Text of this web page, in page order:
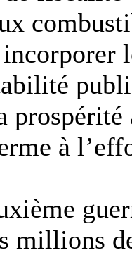
incorporer
prospérité
à
millions